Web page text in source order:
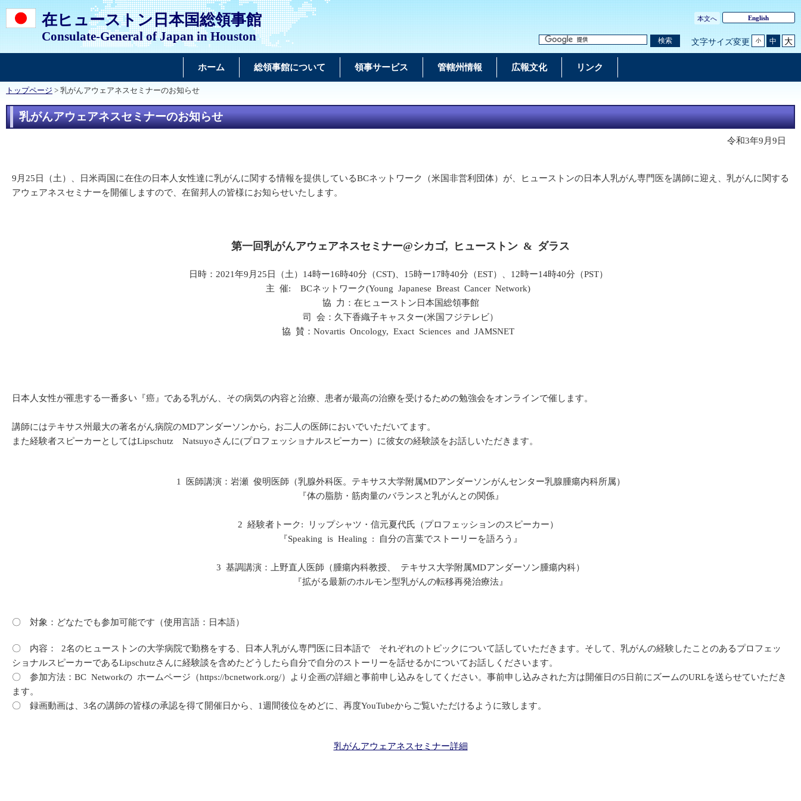
在ヒューストン日本国総領事館
Consulate-General of Japan in Houston
本文へ English
検索 文字サイズ変更 小 中 大
ホーム 総領事館について 領事サービス 管轄州情報 広報文化 リンク
トップページ > 乳がんアウェアネスセミナーのお知らせ
乳がんアウェアネスセミナーのお知らせ
令和3年9月9日
9月25日（土）、日米両国に在住の日本人女性達に乳がんに関する情報を提供しているBCネットワーク（米国非営利団体）が、ヒューストンの日本人乳がん専門医を講師に迎え、乳がんに関する
アウェアネスセミナーを開催しますので、在留邦人の皆様にお知らせいたします。
第一回乳がんアウェアネスセミナー@シカゴ, ヒューストン & ダラス
日時：2021年9月25日（土）14時ー16時40分（CST)、15時ー17時40分（EST）、12時ー14時40分（PST）
主 催: BCネットワーク(Young Japanese Breast Cancer Network)
協 力：在ヒューストン日本国総領事館
司 会：久下香織子キャスター(米国フジテレビ）
協 賛：Novartis Oncology, Exact Sciences and JAMSNET
日本人女性が罹患する一番多い『癌』である乳がん、その病気の内容と治療、患者が最高の治療を受けるための勉強会をオンラインで催します。
講師にはテキサス州最大の著名がん病院のMDアンダーソンから, お二人の医師においでいただいてます。
また経験者スピーカーとしてはLipschutz Natsuyoさんに(プロフェッショナルスピーカー）に彼女の経験談をお話しいただきます。
1 医師講演：岩瀬 俊明医師（乳腺外科医。テキサス大学附属MDアンダーソンがんセンター乳腺腫瘍内科所属）
『体の脂肪・筋肉量のバランスと乳がんとの関係』
2 経験者トーク: リップシャツ・信元夏代氏（プロフェッションのスピーカー）
『Speaking is Healing : 自分の言葉でストーリーを語ろう』
3 基調講演：上野直人医師（腫瘍内科教授、 テキサス大学附属MDアンダーソン腫瘍内科）
『拡がる最新のホルモン型乳がんの転移再発治療法』
〇 対象：どなたでも参加可能です（使用言語：日本語）
〇 内容： 2名のヒューストンの大学病院で勤務をする、日本人乳がん専門医に日本語で それぞれのトピックについて話していただきます。そして、乳がんの経験したことのあるプロフェッ
ショナルスピーカーであるLipschutzさんに経験談を含めたどうしたら自分で自分のストーリーを話せるかについてお話しくださいます。
〇 参加方法：BC Networkの ホームページ（https://bcnetwork.org/）より企画の詳細と事前申し込みをしてください。事前申し込みされた方は開催日の5日前にズームのURLを送らせていただき
ます。
〇 録画動画は、3名の講師の皆様の承認を得て開催日から、1週間後位をめどに、再度YouTubeからご覧いただけるように致します。
乳がんアウェアネスセミナー詳細